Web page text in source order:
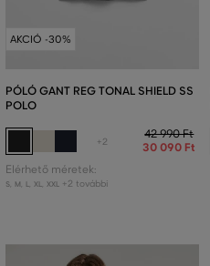
AKCIÓ -30%
PÓLÓ GANT REG TONAL SHIELD SS
POLO
+2
42 990 Ft
30 090 Ft
Elérhető méretek:
S, M L XL XXL +2 további